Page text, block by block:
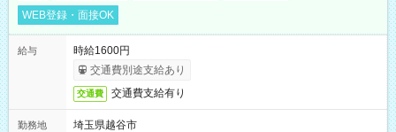
WEB登録・面接OK
給与
時給1600円
交通費別途支給あり
交通費 交通費支給有り
勤務地
埼玉県越谷市